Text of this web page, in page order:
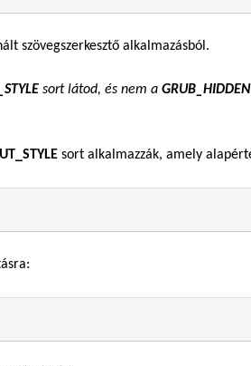
szövegszerkesztő alkalmazásból.
sort látod, és nem a
sort alkalmazzák, amely